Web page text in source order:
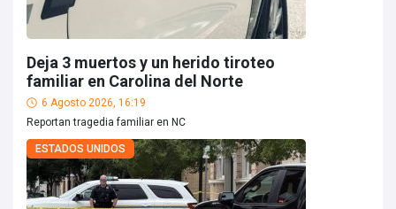
Deja 3 muertos y un herido tiroteo
familiar en Carolina del Norte
6 Agosto 2026, 16:19
Reportan tragedia familiar en NC
ESTADOS UNIDOS